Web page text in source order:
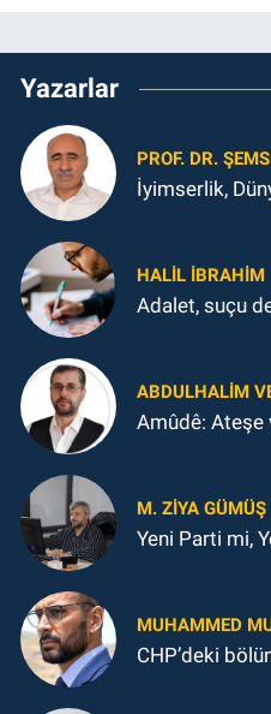
Yazarlar
PROF. DR.
İyimserlik,
HALIL İBRAHIM
Adalet, suçu
ABDULHALIM
Amûdê: Ateşe
M. ZIYA GÜMÜŞ
Yeni Parti mi,
MUHAMMED
CHP’deki